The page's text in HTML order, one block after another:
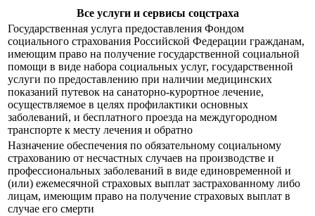
Все услуги и сервисы соцстраха
Государственная услуга предоставления Фондом
социального страхования Российской Федерации гражданам,
имеющим право на получение государственной социальной
помощи в виде набора социальных услуг, государственной
услуги по предоставлению при наличии медицинских
показаний путевок на санаторно-курортное лечение,
осуществляемое в целях профилактики основных
заболеваний, и бесплатного проезда на междугородном
транспорте к месту лечения и обратно
Назначение обеспечения по обязательному социальному
страхованию от несчастных случаев на производстве и
профессиональных заболеваний в виде единовременной и
(или) ежемесячной страховых выплат застрахованному либо
лицам, имеющим право на получение страховых выплат в
случае его смерти